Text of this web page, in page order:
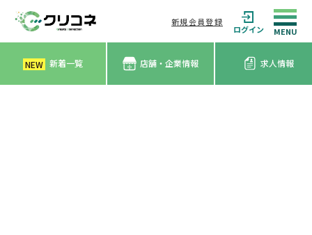
新規会員登録
ログイン
NEW 新着一覧 店舗・企業情報 求人情報